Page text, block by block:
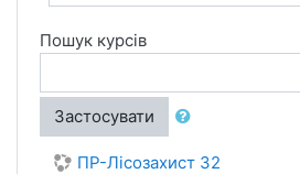
Пошук курсів
Застосувати
ПР-Лісозахист 32